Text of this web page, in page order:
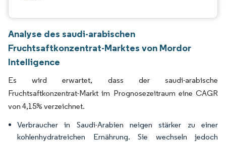
Analyse des saudi-arabischen
Fruchtsaftkonzentrat-Marktes von Mordor
Intelligence
Es wird erwartet, dass der saudi-arabische
Fruchtsaftkonzentrat-Markt im Prognosezeitraum eine CAGR
von 4,15% verzeichnet.
Verbraucher in Saudi-Arabien neigen stärker zu einer
kohlenhydratreichen Ernährung. Sie wechseln jedoch